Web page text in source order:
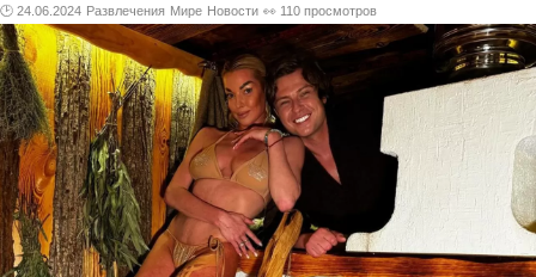
🕑 24.06.2024 Развлечения Мире Новости 👀 110 просмотров